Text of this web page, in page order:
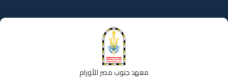
إلى
المحتوى
معهد جنوب مصر للأورام